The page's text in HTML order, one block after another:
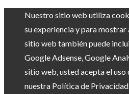
Nuestro sitio web utiliza
su experiencia y para mostrar
sitio web también puede
Google Adsense, Google
sitio web, usted acepta el
nuestra Política de